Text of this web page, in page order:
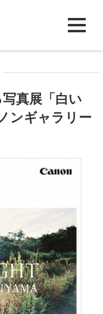
真展「白い
ンギャラリー